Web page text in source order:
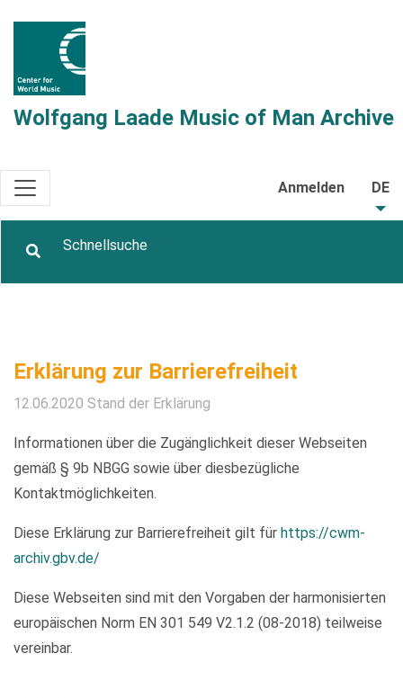
Wolfgang Laade Music of Man Archive
Anmelden DE
Erklärung zur Barrierefreiheit
12.06.2020 Stand der Erklärung
Informationen über die Zugänglichkeit dieser Webseiten
gemäß § 9b NBGG sowie über diesbezügliche
Kontaktmöglichkeiten.
Diese Erklärung zur Barrierefreiheit gilt für https://cwm-
archiv.gbv.de/
Diese Webseiten sind mit den Vorgaben der harmonisierten
europäischen Norm EN 301 549 V2.1.2 (08-2018) teilweise
vereinbar.